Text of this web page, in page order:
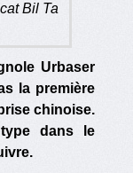
Bil Ta
Urbaser
la première
chinoise.
type dans le